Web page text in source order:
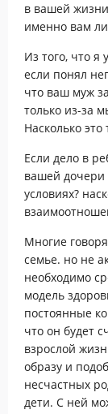
в вашей
именно вам
Из того, что
если понял
что ваш муж
только из-за
Насколько это
Если дело в
вашей дочери
условиях?
Многие
семье. но не
необходимо
модель
постоянные
что он будет
взрослой
образу и
несчастных
дети. С ней